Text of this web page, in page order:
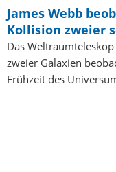
James Webb
Kollision zweier
Das
zweier Galaxien
Frühzeit des